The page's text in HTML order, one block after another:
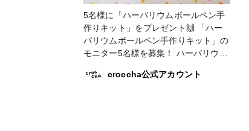
子供が好きな香りとか素材を探してみ
よう🤔 #ハンドメイド応援企画 #どこ
でもホビーショー #ホビーショー残念
企画 #お花のリードディフューザー手
作りキット #ハーバリウム #croccha
さんありがとうございます
5名様に「ハーバリウムボールペン手
作りキット」をプレゼント🙌 「ハー
バリウムボールペン手作りキット」の
モニター5名様を募集！ ハーバリウム
品を作って crocchaへ投稿くださるモ
croccha公式アカウント